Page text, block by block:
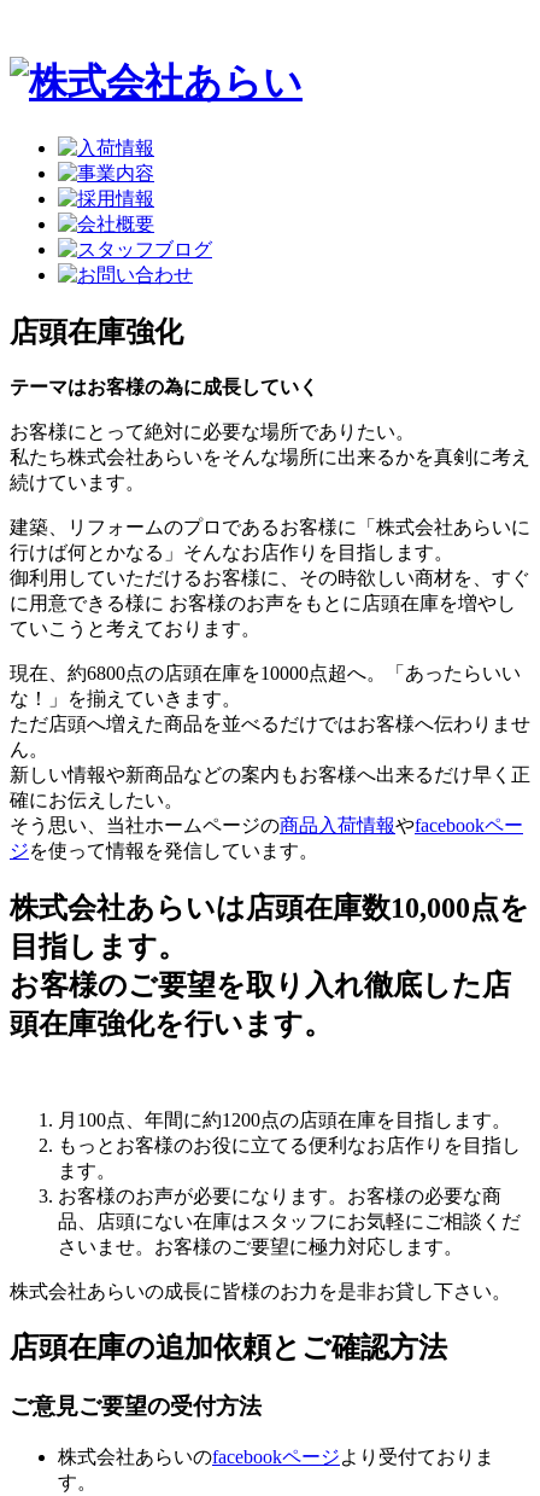
店頭在庫強化
テーマはお客様の為に成長していく
お客様にとって絶対に必要な場所でありたい。
私たち株式会社あらいをそんな場所に出来るかを真剣に考え
続けています。
建築、リフォームのプロであるお客様に「株式会社あらいに
行けば何とかなる」そんなお店作りを目指します。
御利用していただけるお客様に、その時欲しい商材を、すぐ
に用意できる様に お客様のお声をもとに店頭在庫を増やし
ていこうと考えております。
現在、約6800点の店頭在庫を10000点超へ。「あったらいい
な！」を揃えていきます。
ただ店頭へ増えた商品を並べるだけではお客様へ伝わりませ
ん。
新しい情報や新商品などの案内もお客様へ出来るだけ早く正
確にお伝えしたい。
そう思い、当社ホームページの商品入荷情報やfacebookペー
ジを使って情報を発信しています。
株式会社あらいは店頭在庫数10,000点を
目指します。
お客様のご要望を取り入れ徹底した店
頭在庫強化を行います。
月100点、年間に約1200点の店頭在庫を目指します。
もっとお客様のお役に立てる便利なお店作りを目指し
ます。
お客様のお声が必要になります。お客様の必要な商
品、店頭にない在庫はスタッフにお気軽にご相談くだ
さいませ。お客様のご要望に極力対応します。
株式会社あらいの成長に皆様のお力を是非お貸し下さい。
店頭在庫の追加依頼とご確認方法
ご意見ご要望の受付方法
株式会社あらいのfacebookページより受付ておりま
す。